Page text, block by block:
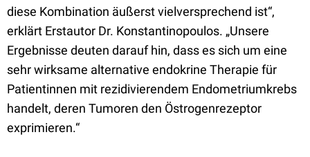
diese Kombination äußerst vielversprechend ist“,
erklärt Erstautor Dr. Konstantinopoulos. „Unsere
Ergebnisse deuten darauf hin, dass es sich um eine
sehr wirksame alternative endokrine Therapie für
Patientinnen mit rezidivierendem Endometriumkrebs
handelt, deren Tumoren den Östrogenrezeptor
exprimieren.“